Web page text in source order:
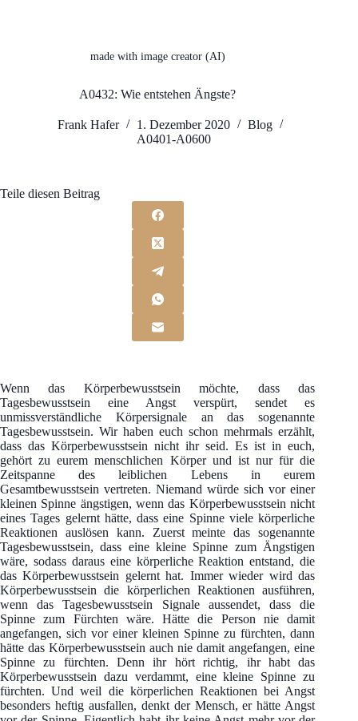
made with image creator (AI)
A0432: Wie entstehen Ängste?
Frank Hafer 1. Dezember 2020
Blog
A0401-A0600
Teile diesen Beitrag
Wenn das Körperbewusstsein möchte, dass das
Tagesbewusstsein eine Angst verspürt, sendet es
unmissverständliche Körpersignale an das sogenannte
Tagesbewusstsein. Wir haben euch schon mehrmals erzählt,
dass das Körperbewusstsein nicht ihr seid. Es ist in euch,
gehört zu eurem menschlichen Körper und ist nur für die
Zeitspanne des leiblichen Lebens in eurem
Gesamtbewusstsein vertreten. Niemand würde sich vor einer
kleinen Spinne ängstigen, wenn das Körperbewusstsein nicht
eines Tages gelernt hätte, dass eine Spinne viele körperliche
Reaktionen auslösen kann. Zuerst meinte das sogenannte
Tagesbewusstsein, dass eine kleine Spinne zum Ängstigen
wäre, sodass daraus eine körperliche Reaktion entstand, die
das Körperbewusstsein gelernt hat. Immer wieder wird das
Körperbewusstsein die körperlichen Reaktionen ausführen,
wenn das Tagesbewusstsein Signale aussendet, dass die
Spinne zum Fürchten wäre. Hätte die Person nie damit
angefangen, sich vor einer kleinen Spinne zu fürchten, dann
hätte das Körperbewusstsein auch nie damit angefangen, eine
Spinne zu fürchten. Denn ihr hört richtig, ihr habt das
Körperbewusstsein dazu verdammt, eine kleine Spinne zu
fürchten. Und weil die körperlichen Reaktionen bei Angst
besonders heftig ausfallen, denkt der Mensch, er hätte Angst